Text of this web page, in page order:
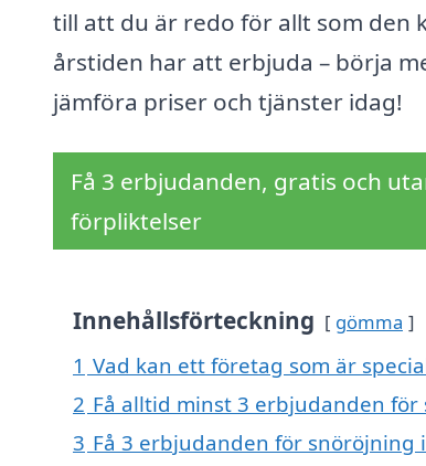
till att du är redo för allt som den
årstiden har att erbjuda – börja
jämföra priser och tjänster idag!
Få 3 erbjudanden, gratis och
förpliktelser
Innehållsförteckning gömma
1 Vad kan ett företag som är
2 Få alltid minst 3 erbjudanden
3 Få 3 erbjudanden för